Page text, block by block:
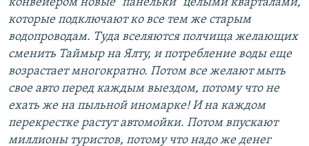
конвейером новые "панельки" целыми кварталами,
которые подключают ко все тем же старым
водопроводам. Туда вселяются полчища желающих
сменить Таймыр на Ялту, и потребление воды еще
возрастает многократно. Потом все желают мыть
свое авто перед каждым выездом, потому что не
ехать же на пыльной иномарке! И на каждом
перекрестке растут автомойки. Потом впускают
миллионы туристов, потому что надо же денег